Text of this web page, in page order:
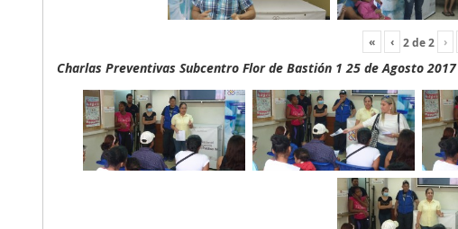
« ‹ 2de2 ›
Charlas Preventivas Subcentro Flor de Bastión 1 25 de Agosto 2017